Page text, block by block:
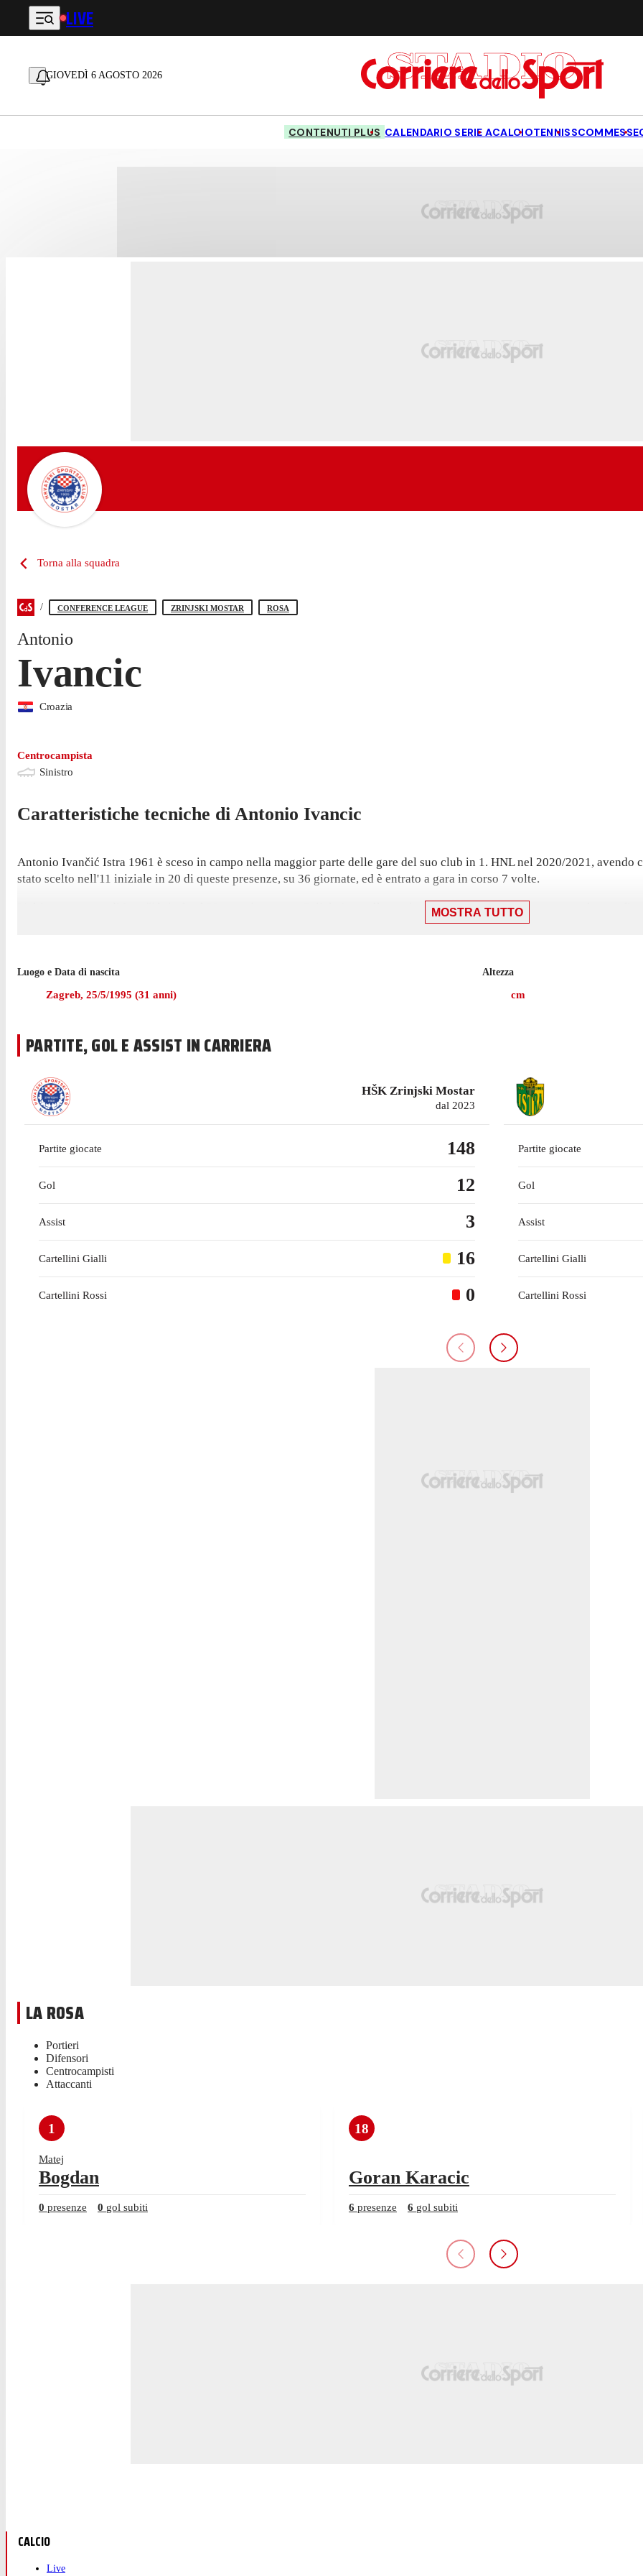
Vai al contenuto principale
LIVE
GIOVEDÌ 6 AGOSTO 2026
CONTENUTI PLUS CALENDARIO SERIE ACALCIOTENNISSCOMMESSE
Torna alla squadra
CONFERENCE LEAGUE ZRINJSKI MOSTAR ROSA
Antonio
Ivancic
Croazia
Centrocampista
Sinistro
Caratteristiche tecniche di Antonio Ivancic
Antonio Ivančić Istra 1961 è sceso in campo nella maggior parte delle gare del suo club in 1. HNL nel 2020/2021,
stato scelto nell'11 iniziale in 20 di queste presenze, su 36 giornate, ed è entrato a gara in corso 7 volte.
L'ultima presenza di Ivančić risale al 22 maggio, contro Osijek. In quella partita ha realizzato un gol nonostante la
nel 2020/2021 - secondo a pari merito tra i giocatori della sua squadra; ha inoltre fornito 1 assist.
Nell'ultima stagione con Istra 1961 in 1. HNL Ivančić ha collezionato 30 presenze, gare in cui ha realizzato 2 gol.
MOSTRA TUTTO
Luogo e Data di nascita
Zagreb, 25/5/1995 (31 anni)
Altezza
cm
PARTITE, GOL E ASSIST IN CARRIERA
HŠK Zrinjski Mostar
dal 2023
Partite giocate 148
Gol 12
Assist 3
Cartellini Gialli 16
Cartellini Rossi 0
Partite giocate
Gol
Assist
Cartellini Gialli
Cartellini Rossi
LA ROSA
Portieri
Difensori
Centrocampisti
Attaccanti
1
Matej
Bogdan
0 presenze 0 gol subiti
18
Goran Karacic
6 presenze 6 gol subiti
CALCIO
Live